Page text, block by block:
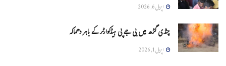
اپریل 6, 2026
چنڈی گڑھ میں بی جے پی ہیڈکوارٹر کے باہر دھماکہ
اپریل 1, 2026